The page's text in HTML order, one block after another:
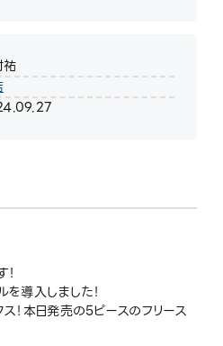
祐
導入しました！
！本日発売の5ピースのフリース